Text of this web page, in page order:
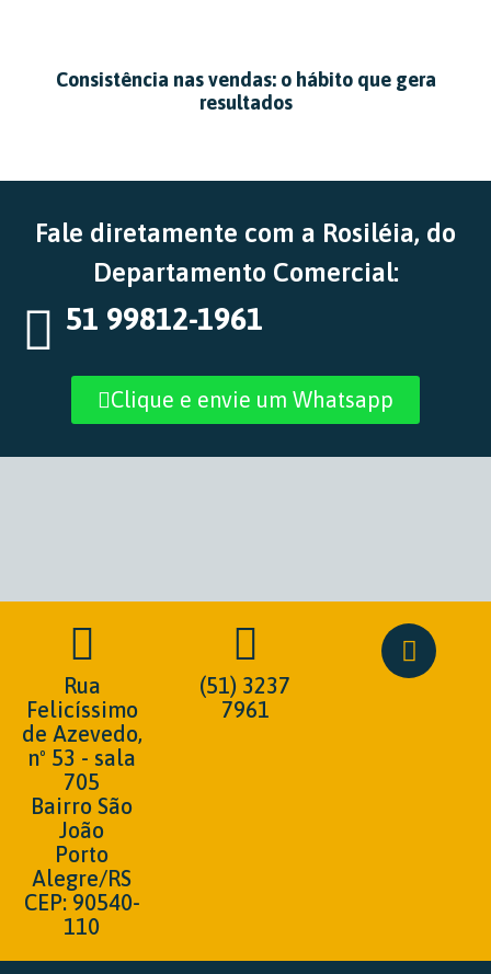
Consistência nas vendas: o hábito que gera
resultados
Fale diretamente com a Rosiléia, do
Departamento Comercial:
51 99812-1961
Clique e envie um Whatsapp
Rua
Felicíssimo
de Azevedo,
nº 53 - sala
705
Bairro São
João
Porto
Alegre/RS
CEP: 90540-
110
(51) 3237
7961